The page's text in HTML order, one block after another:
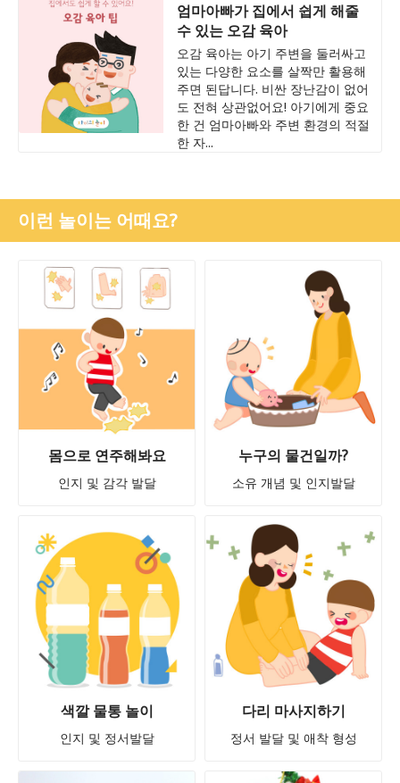
엄마아빠가 집에서 쉽게 해줄
수 있는 오감 육아
오감 육아는 아기 주변을 둘러싸고
있는 다양한 요소를 살짝만 활용해
주면 된답니다. 비싼 장난감이 없어
도 전혀 상관없어요! 아기에게 중요
한 건 엄마아빠와 주변 환경의 적절
한 자...
이런 놀이는 어때요?
몸으로 연주해봐요
인지 및 감각 발달
누구의 물건일까?
소유 개념 및 인지발달
색깔 물통 놀이
인지 및 정서발달
다리 마사지하기
정서 발달 및 애착 형성